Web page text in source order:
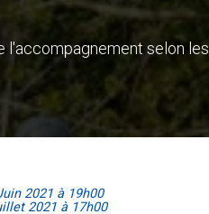
l'accompagnement selon les
2021 à 19h00
2021 à 17h00